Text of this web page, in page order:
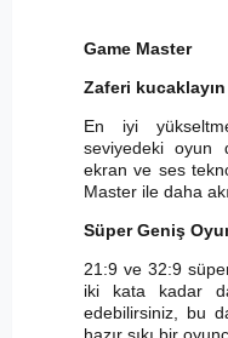
Game Master
Zaferi kucaklayın
En iyi
seviyedeki oyun
ekran ve ses
Master ile daha
Süper Geniş
21:9 ve 32:9
iki kata kadar
edebilirsiniz, bu
hazır sıkı bir